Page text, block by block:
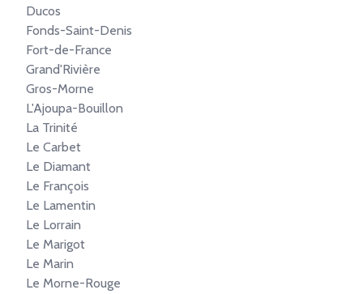
Ducos
Fonds-Saint-Denis
Fort-de-France
Grand'Rivière
Gros-Morne
L'Ajoupa-Bouillon
La Trinité
Le Carbet
Le Diamant
Le François
Le Lamentin
Le Lorrain
Le Marigot
Le Marin
Le Morne-Rouge